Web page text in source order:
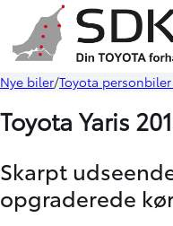
Nye biler Toyota
Toyota Yaris
Skarpt
opgraderede